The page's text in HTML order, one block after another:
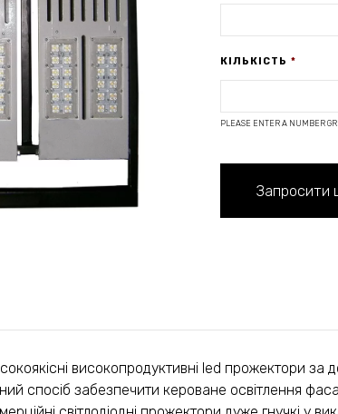
КІЛЬКІСТЬ *
PLEASE ENTER A NUMBER
високопродуктивні led прожектори за
спосіб забезпечити кероване освітлення